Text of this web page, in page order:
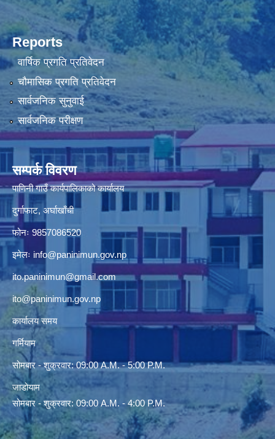
Reports
वार्षिक प्रगति प्रतिवेदन
चौमासिक प्रगति प्रतिवेदन
सार्वजनिक सुनुवाई
सार्वजनिक परीक्षण
सम्पर्क विवरण
पाणिनी गाउँ कार्यपालिकाको कार्यालय
दुर्गाफाट, अर्घाखाँची
फोनः 9857086520
इमेलः info@paninimun.gov.np
ito.paninimun@gmail.com
ito@paninimun.gov.np
कार्यालय समय
गर्मियाम
सोमबार - शुक्रवार: 09:00 A.M. - 5:00 P.M.
जाडोयाम
सोमबार - शुक्रवार: 09:00 A.M. - 4:00 P.M.